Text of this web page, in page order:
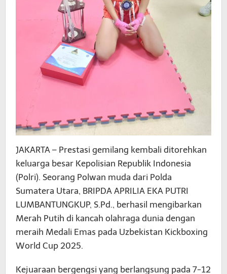
JAKARTA – Prestasi gemilang kembali ditorehkan
keluarga besar Kepolisian Republik Indonesia
(Polri). Seorang Polwan muda dari Polda
Sumatera Utara, BRIPDA APRILIA EKA PUTRI
LUMBANTUNGKUP, S.Pd., berhasil mengibarkan
Merah Putih di kancah olahraga dunia dengan
meraih Medali Emas pada Uzbekistan Kickboxing
World Cup 2025.
Kejuaraan bergengsi yang berlangsung pada 7-12